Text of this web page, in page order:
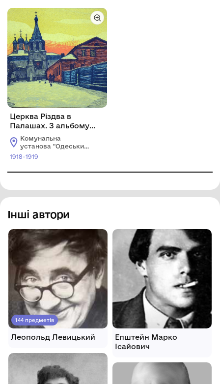
Церква Різдва в
Палашах. З альбому
«Куточки Москви»
Комунальна
установа "Одеський
національний
1918-1919
Інші автори
144 предметів
Леопольд Левицький
Епштейн Марко
Ісайович